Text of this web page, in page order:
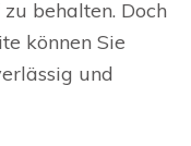
behalten. Doch
können Sie
und